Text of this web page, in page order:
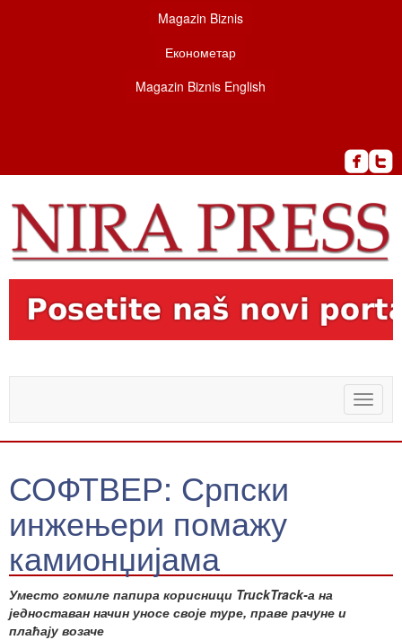
Magazin Biznis
Економетар
Magazin Biznis English
Toggle
СОФТВЕР: Српски
инжењери помажу
камионџијама
Уместо гомиле папира корисници TruckTrack-а на
једноставан начин уносе своје туре, праве рачуне и
плаћају возаче